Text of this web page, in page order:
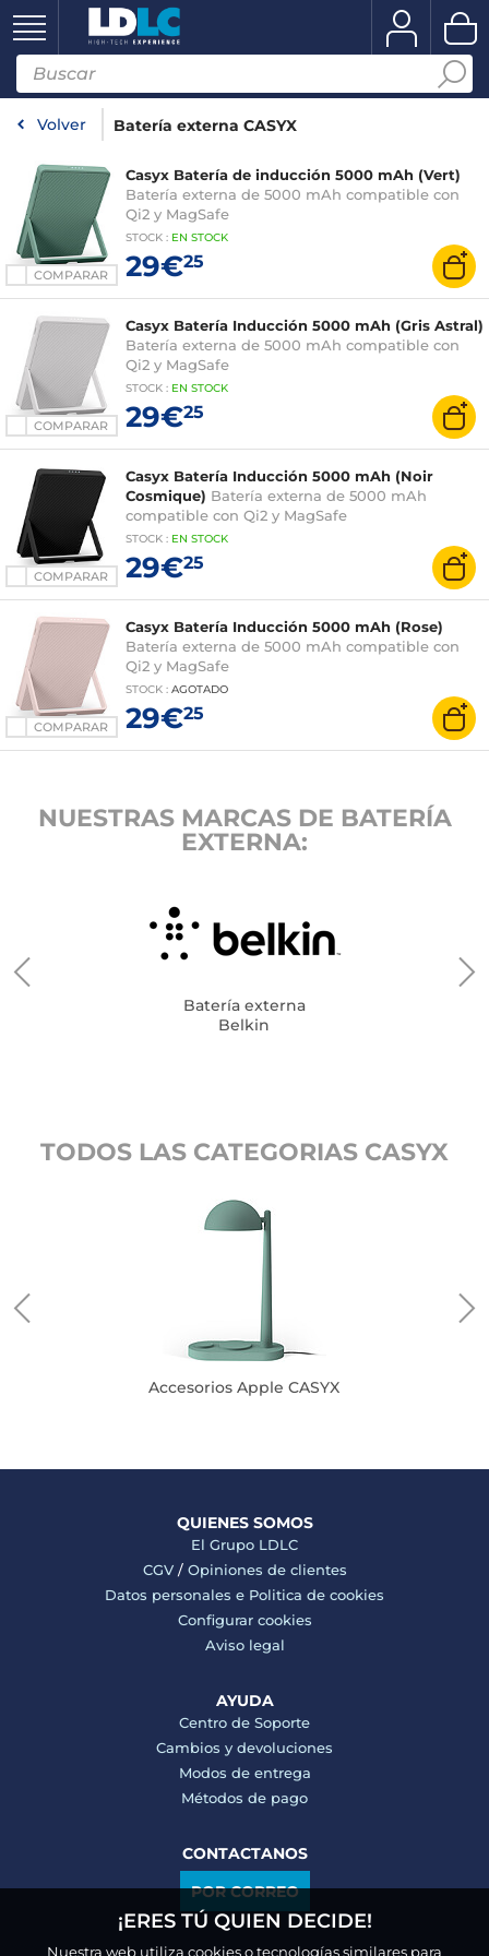
Volver Batería externa CASYX
COMPARAR
Casyx Batería de inducción 5000 mAh (Vert)
Batería externa de 5000 mAh compatible con
Qi2 y MagSafe
STOCK : EN STOCK
29€25
COMPARAR
Casyx Batería Inducción 5000 mAh (Gris Astral)
Batería externa de 5000 mAh compatible con
Qi2 y MagSafe
STOCK : EN STOCK
29€25
COMPARAR
Casyx Batería Inducción 5000 mAh (Noir
Cosmique) Batería externa de 5000 mAh
compatible con Qi2 y MagSafe
STOCK : EN STOCK
29€25
COMPARAR
Casyx Batería Inducción 5000 mAh (Rose)
Batería externa de 5000 mAh compatible con
Qi2 y MagSafe
STOCK : AGOTADO
29€25
NUESTRAS MARCAS DE BATERÍA
EXTERNA:
Batería externa
Belkin
TODOS LAS CATEGORIAS CASYX
Accesorios Apple CASYX
QUIENES SOMOS
El Grupo LDLC
CGV/ Opiniones de clientes
Datos personales e Politica de cookies
Configurar cookies
Aviso legal
AYUDA
Centro de Soporte
Cambios y devoluciones
Modos de entrega
Métodos de pago
CONTACTANOS
POR CORREO
¡ERES TÚ QUIEN DECIDE!
Nuestra web utiliza cookies o tecnologías similares para